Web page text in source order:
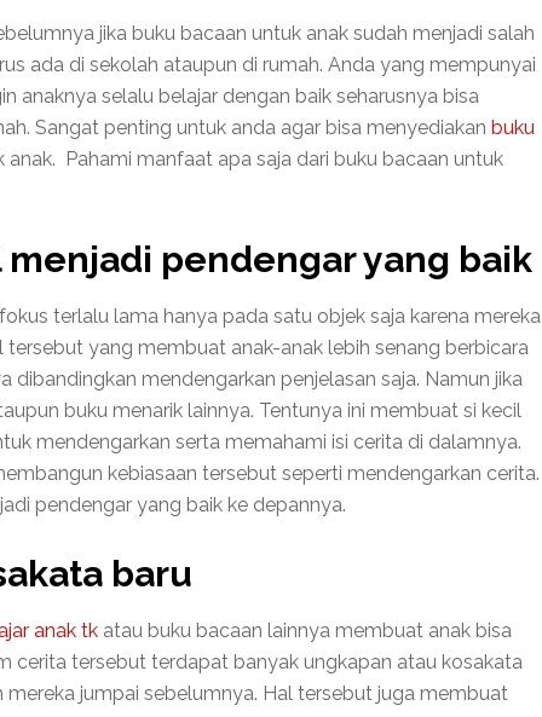
jika buku bacaan untuk anak sudah menjadi salah
ada di sekolah ataupun di rumah. Anda yang mempunyai
anaknya selalu belajar dengan baik seharusnya bisa
Sangat penting untuk anda agar bisa menyediakan buku
Pahami manfaat apa saja dari buku bacaan untuk
menjadi pendengar yang baik
terlalu lama hanya pada satu objek saja karena mereka
yang membuat anak-anak lebih senang berbicara
dibandingkan mendengarkan penjelasan saja. Namun jika
buku menarik lainnya. Tentunya ini membuat si kecil
mendengarkan serta memahami isi cerita di dalamnya.
kebiasaan tersebut seperti mendengarkan cerita.
pendengar yang baik ke depannya.
baru
anak tk atau buku bacaan lainnya membuat anak bisa
cerita tersebut terdapat banyak ungkapan atau kosakata
jumpai sebelumnya. Hal tersebut juga membuat